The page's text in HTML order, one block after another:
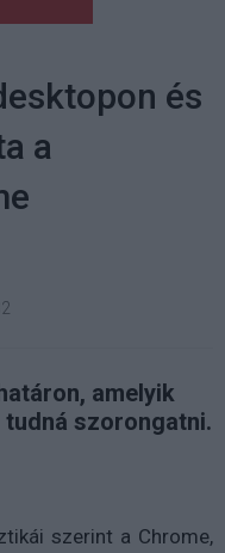
és
a
amelyik
szorongatni.
szerint a Chrome,